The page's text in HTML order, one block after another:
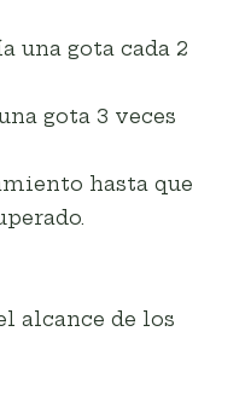
una gota cada 2
gota 3 veces
hasta que
alcance de los